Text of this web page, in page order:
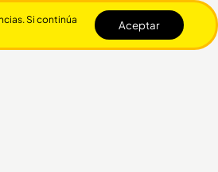
Si continúa
Aceptar